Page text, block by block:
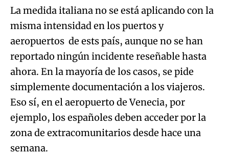
La medida italiana no se está aplicando con la
misma intensidad en los puertos y
aeropuertos de ests país, aunque no se han
reportado ningún incidente reseñable hasta
ahora. En la mayoría de los casos, se pide
simplemente documentación a los viajeros.
Eso sí, en el aeropuerto de Venecia, por
ejemplo, los españoles deben acceder por la
zona de extracomunitarios desde hace una
semana.